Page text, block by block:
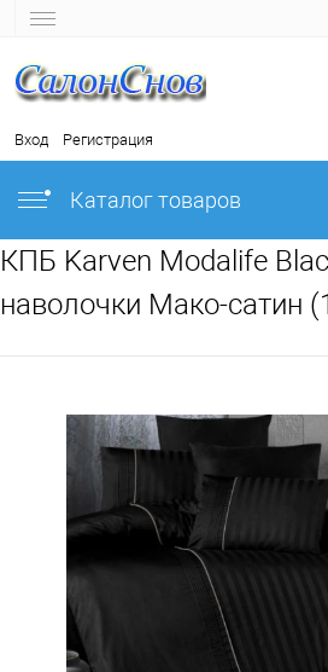
Вход Регистрация
Каталог товаров
КПБ Karven Modalife
наволочки Мако-сатин